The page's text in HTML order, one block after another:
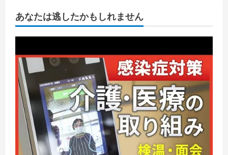
あなたは逃したかもしれません